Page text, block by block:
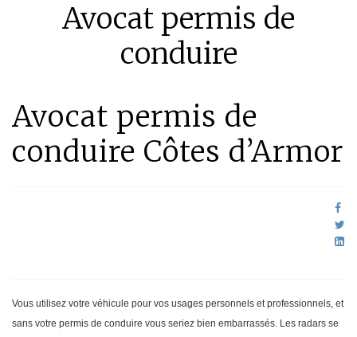
Avocat permis de
conduire
Avocat permis de
conduire Côtes d’Armor
Vous utilisez votre véhicule pour vos usages personnels et professionnels, et
sans votre permis de conduire vous seriez bien embarrassés. Les radars se